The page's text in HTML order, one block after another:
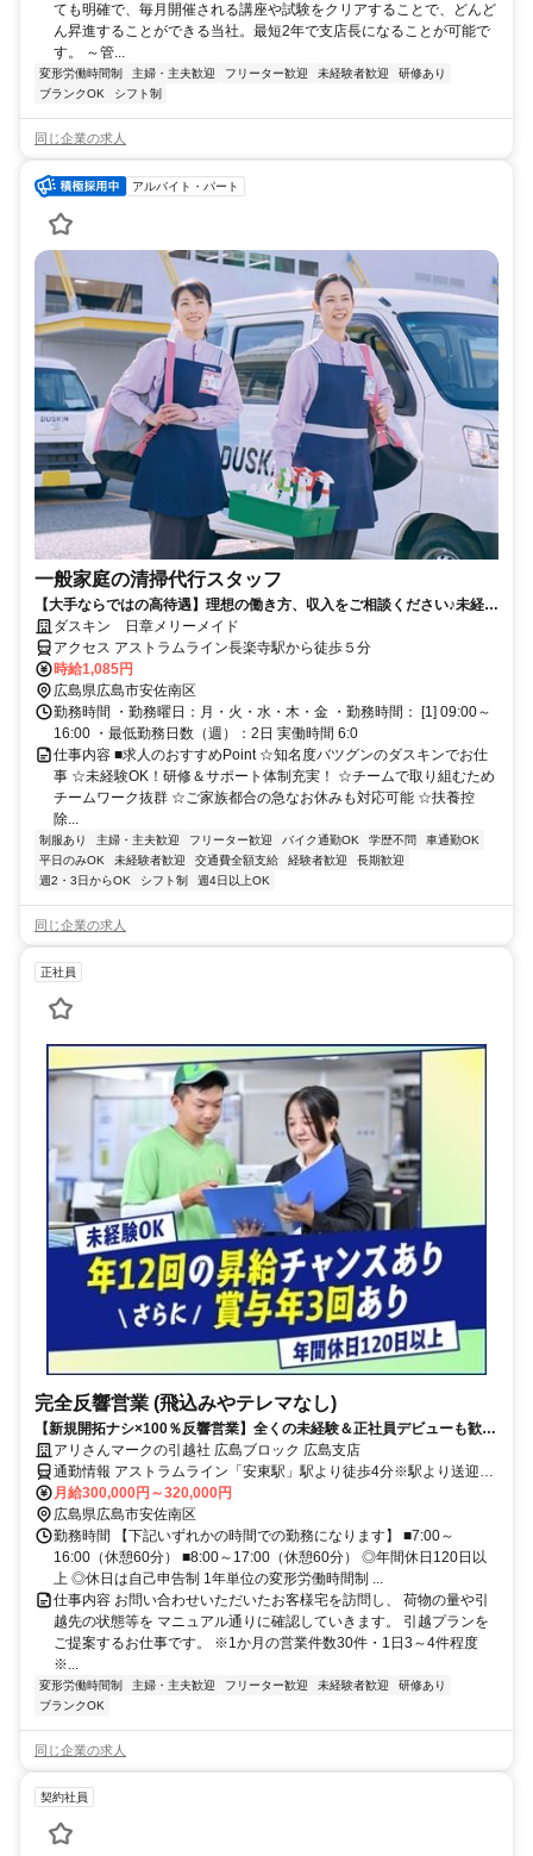
ても明確で、毎月開催される講座や試験をクリアすることで、どんど
ん昇進することができる当社。最短2年で支店長になることが可能で
す。 ～管...
変形労働時間制 主婦・主夫歓迎 フリーター歓迎 未経験者歓迎
研修あり
ブランクOK
シフト制
同じ企業の求人
アルバイト・パート
一般家庭の清掃代行スタッフ
【大手ならではの高待遇】理想の働き方、収入をご相談ください♪未経験
歓迎！
ダスキン 日章メリーメイド
アクセス アストラムライン長楽寺駅から徒歩５分
時給1,085円
広島県広島市安佐南区
勤務時間 ・勤務曜日：月・火・水・木・金 ・勤務時間： [1] 09:00～
16:00 ・最低勤務日数（週）：2日 実働時間 6:0
仕事内容 ■求人のおすすめPoint ☆知名度バツグンのダスキンでお仕
事 ☆未経験OK！研修＆サポート体制充実！ ☆チームで取り組むため
チームワーク抜群 ☆ご家族都合の急なお休みも対応可能 ☆扶養控
除...
制服あり 主婦・主夫歓迎 フリーター歓迎 バイク通勤OK 学歴不問
車通勤OK
平日のみOK
未経験者歓迎 交通費全額支給 経験者歓迎
長期歓迎
週2・3日からOK
シフト制 週4日以上OK
同じ企業の求人
正社員
完全反響営業 (飛込みやテレマなし)
【新規開拓ナシ×100％反響営業】全くの未経験＆正社員デビューも歓迎
毎月昇給あり／賞与年3回／その他手当充実
アリさんマークの引越社 広島ブロック 広島支店
通勤情報 アストラムライン「安東駅」駅より徒歩4分※駅より送迎あ
り
月給300,000円～320,000円
広島県広島市安佐南区
勤務時間 【下記いずれかの時間での勤務になります】 ■7:00～
16:00（休憩60分） ■8:00～17:00（休憩60分） ◎年間休日120日以
上 ◎休日は自己申告制 1年単位の変形労働時間制 ...
仕事内容 お問い合わせいただいたお客様宅を訪問し、 荷物の量や引
越先の状態等を マニュアル通りに確認していきます。 引越プランを
ご提案するお仕事です。 ※1か月の営業件数30件・1日3～4件程度
※...
変形労働時間制 主婦・主夫歓迎 フリーター歓迎 未経験者歓迎
研修あり
ブランクOK
同じ企業の求人
契約社員